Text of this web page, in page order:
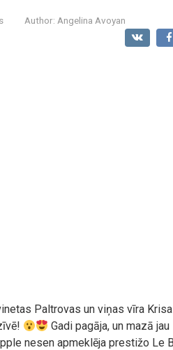
Author: Angelina Avoyan
Paltrovas un viņas vīra
Gadi pagāja, un mazā
nesen apmeklēja prestižo Le